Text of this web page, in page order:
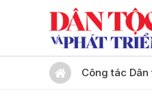
Công tác Dân